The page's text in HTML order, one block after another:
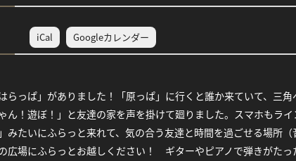
iCal Googleカレンダー
らっぱ」がありました！「原っぱ」に行くと誰か来ていて、三
ん！遊ぼ！」と友達の家を声を掛けて廻りました。スマホもラ
みたいにふらっと来れて、気の合う友達と時間を過ごせる場所
場にふらっとお越しください！ ギターやピアノで弾きがたっ